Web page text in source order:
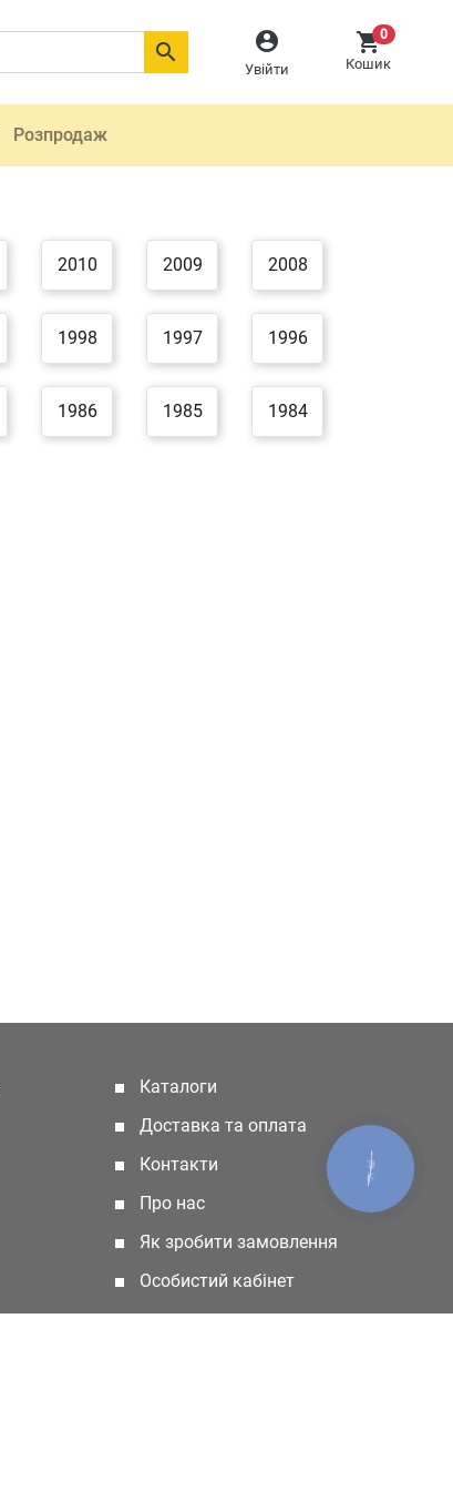

Увійти
0
Кошик

Розпродаж
2010 2009 2008
1998 1997 1996
1986 1985 1984
Каталоги
Доставка та оплата
Контакти
Про нас
Як зробити замовлення
Особистий кабінет
КНОПКА
ЗВ'ЯЗКУ